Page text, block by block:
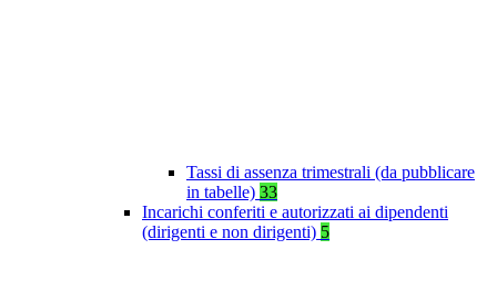
Tassi di assenza trimestrali (da pubblicare
in tabelle) 33
Incarichi conferiti e autorizzati ai dipendenti
(dirigenti e non dirigenti) 5